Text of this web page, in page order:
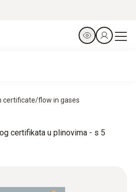
certificate/flow in gases
certifikata u plinovima - s 5